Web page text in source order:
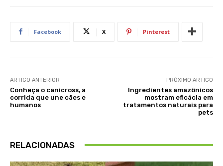
Facebook X Pinterest
ARTIGO ANTERIOR
Conheça o canicross, a
corrida que une cães e
humanos
PRÓXIMO ARTIGO
Ingredientes amazônicos
mostram eficácia em
tratamentos naturais para
pets
RELACIONADAS